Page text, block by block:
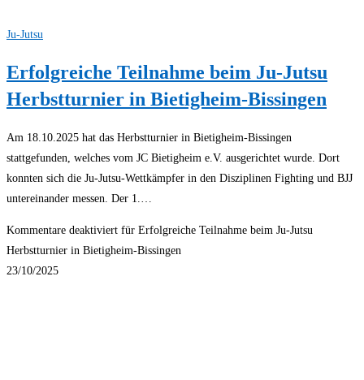
Ju-Jutsu
Erfolgreiche Teilnahme beim Ju-Jutsu
Herbstturnier in Bietigheim-Bissingen
Am 18.10.2025 hat das Herbstturnier in Bietigheim-Bissingen
stattgefunden, welches vom JC Bietigheim e.V. ausgerichtet wurde. Dort
konnten sich die Ju-Jutsu-Wettkämpfer in den Disziplinen Fighting und BJJ
untereinander messen. Der 1.…
Kommentare deaktiviert für Erfolgreiche Teilnahme beim Ju-Jutsu
Herbstturnier in Bietigheim-Bissingen
23/10/2025